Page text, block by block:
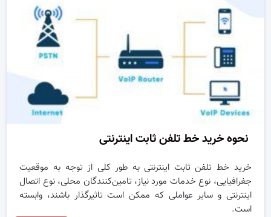
نحوه خرید خط تلفن ثابت اینترنتی
خرید خط تلفن ثابت اینترنتی به طور کلی از توجه به موقعیت
جغرافیایی، نوع خدمات مورد نیاز، تامین‌کنندگان محلی، نوع اتصال
اینترنتی و سایر عواملی که ممکن است تاثیرگذار باشند، وابسته
است.